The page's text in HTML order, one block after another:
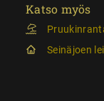
Katso myös
Seinäjoen